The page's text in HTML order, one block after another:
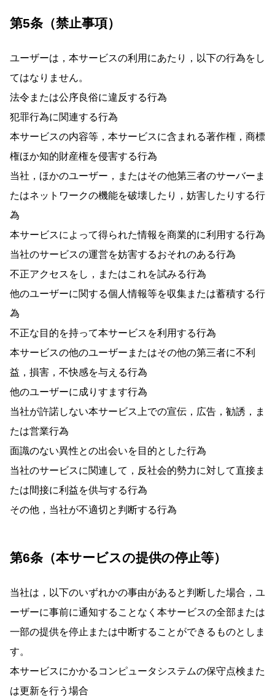
第5条（禁止事項）
ユーザーは，本サービスの利用にあたり，以下の行為をし
てはなりません。
法令または公序良俗に違反する行為
犯罪行為に関連する行為
本サービスの内容等，本サービスに含まれる著作権，商標
権ほか知的財産権を侵害する行為
当社，ほかのユーザー，またはその他第三者のサーバーま
たはネットワークの機能を破壊したり，妨害したりする行
為
本サービスによって得られた情報を商業的に利用する行為
当社のサービスの運営を妨害するおそれのある行為
不正アクセスをし，またはこれを試みる行為
他のユーザーに関する個人情報等を収集または蓄積する行
為
不正な目的を持って本サービスを利用する行為
本サービスの他のユーザーまたはその他の第三者に不利
益，損害，不快感を与える行為
他のユーザーに成りすます行為
当社が許諾しない本サービス上での宣伝，広告，勧誘，ま
たは営業行為
面識のない異性との出会いを目的とした行為
当社のサービスに関連して，反社会的勢力に対して直接ま
たは間接に利益を供与する行為
その他，当社が不適切と判断する行為
第6条（本サービスの提供の停止等）
当社は，以下のいずれかの事由があると判断した場合，ユ
ーザーに事前に通知することなく本サービスの全部または
一部の提供を停止または中断することができるものとしま
す。
本サービスにかかるコンピュータシステムの保守点検また
は更新を行う場合